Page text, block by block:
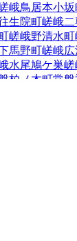
峨鳥居本小坂
生院町嵯峨
嵯峨野清水町
馬野町嵯峨
水尾鳩ケ巣嵯
柏ノ木町常